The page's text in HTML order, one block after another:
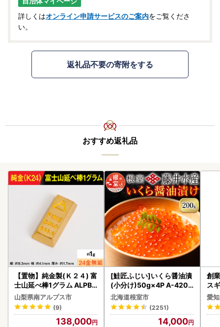
詳しくはオンライン申請サービスのご案内をご覧くださ
い。
返礼品不要の寄附をする
おすすめ返礼品
【置物】純金製(Ｋ２４) 富
士山延べ棒1グラム ALPBK
180
山梨県南アルプス市
(9)
138,000
[鮭匠ふじい]いくら醤油漬
(小分け)50g×4P A-4209
5
北海道根室市
(2251)
14,000
創
ス
み
惣
ン
愛